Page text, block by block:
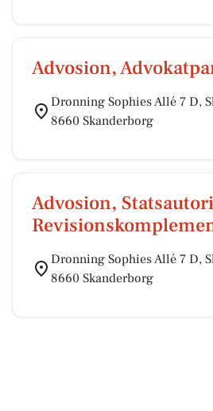
Advosion,
Dronning Sophies Allé 7 D,
8660 Skanderborg
Advosion,
Dronning Sophies Allé 7 D,
8660 Skanderborg